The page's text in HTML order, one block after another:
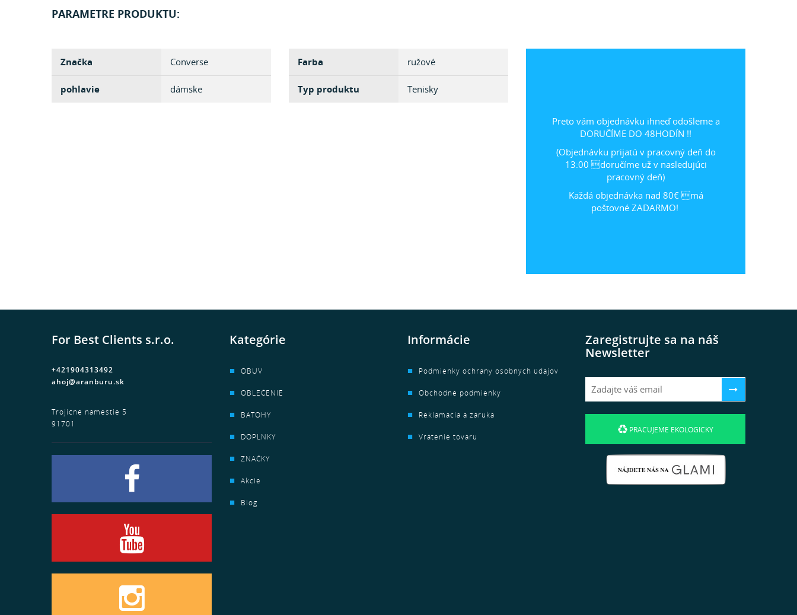
PARAMETRE PRODUKTU:
Značka Converse Farba ružové
pohlavie dámske Typ produktu Tenisky
Preto vám objednávku ihneď odošleme a
DORUČÍME DO 48HODÍN !!
(Objednávku prijatú v pracovný deň do
13:00 doručíme už v nasledujúci
pracovný deň)
Každá objednávka nad 80€ má
poštovné ZADARMO!
For Best Clients s.r.o.
+421904313492
ahoj@aranburu.sk
Trojičné námestie 5
91701
Kategórie
OBUV
OBLEČENIE
BATOHY
DOPLNKY
ZNAČKY
Akcie
Blog
Informácie
Podmienky ochrany osobných údajov
Obchodné podmienky
Reklamácia a záruka
Vrátenie tovaru
Zaregistrujte sa na náš
Newsletter
PRACUJEME EKOLOGICKY